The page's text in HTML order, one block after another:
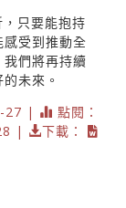
只要能抱持
受到推動全
們將再持續
未來。
27 |
點閱：
|
下載：